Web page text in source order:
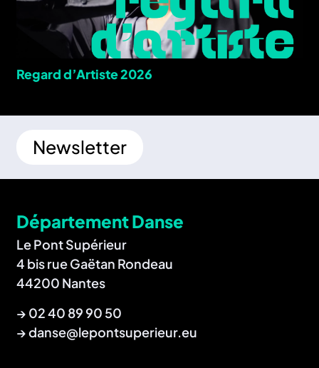
Regard d’Artiste 2026
Newsletter
Département Danse
Le Pont Supérieur
4 bis rue Gaëtan Rondeau
44200 Nantes
→ 02 40 89 90 50
→danse@lepontsuperieur.eu